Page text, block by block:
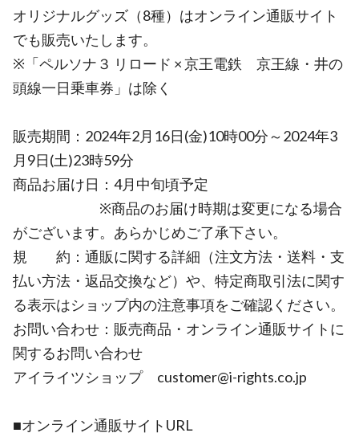
オリジナルグッズ（8種）はオンライン通販サイト
でも販売いたします。
※「ペルソナ３ リロード × 京王電鉄 京王線・井の
頭線一日乗車券」は除く
販売期間：2024年2月16日(金)10時00分～2024年3
月9日(土)23時59分
商品お届け日：4月中旬頃予定
※商品のお届け時期は変更になる場合
がございます。あらかじめご了承下さい。
規 約：通販に関する詳細（注文方法・送料・支
払い方法・返品交換など）や、特定商取引法に関す
る表示はショップ内の注意事項をご確認ください。
お問い合わせ：販売商品・オンライン通販サイトに
関するお問い合わせ
アイライツショップ customer@i-rights.co.jp
■オンライン通販サイトURL